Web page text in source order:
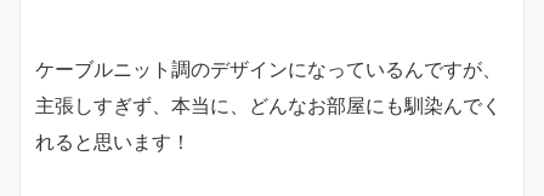
ケーブルニット調のデザインになっているんですが、
主張しすぎず、本当に、どんなお部屋にも馴染んでく
れると思います！